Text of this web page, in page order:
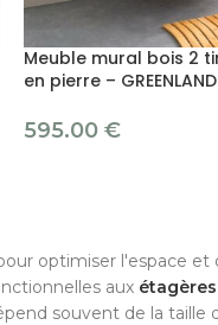
Meuble mural bois 2
en pierre – GREENLAND
595.00 €
optimiser l'espace et
aux
souvent de la taille